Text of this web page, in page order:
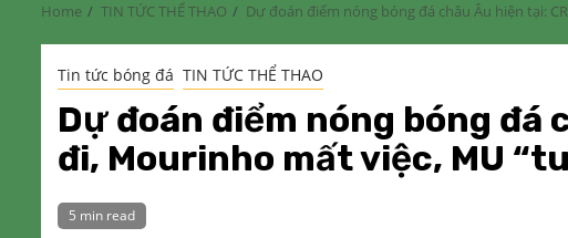
Home TIN TỨC THỂ THAO Dự đoán điểm nóng bóng đá châu Âu hiện tại:
Tin tức bóng đá TIN TỨC THỂ THAO
Dự đoán điểm nóng bóng đá
đi, Mourinho mất việc, MU
5 min read